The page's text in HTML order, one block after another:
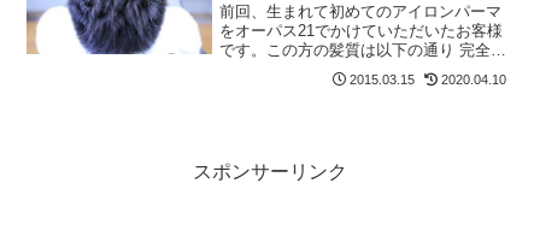
前回、生まれて初めてのアイロンパーマ
をオーパス21でかけていただいたお客様
です。この方の髪質は以下の通り 完全な
直毛 多毛 硬い髪質 ショートヘアこんな
条件です。ショートとはいえ、前回より
2015.03.15 2020.04.10
スポンサーリンク